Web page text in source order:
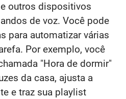
outros dispositivos
de voz. Você pode
para automatizar várias
Por exemplo, você
"Hora de dormir"
da casa, ajusta a
e traz sua playlist